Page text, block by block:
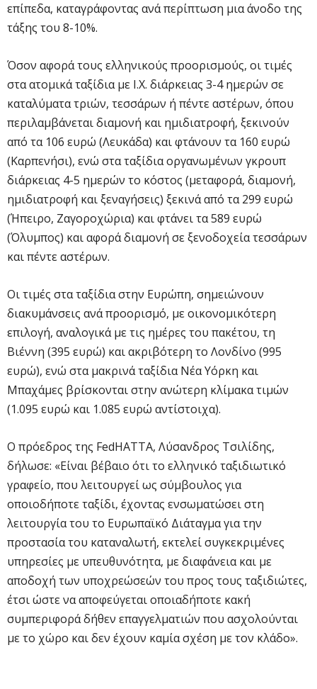
επίπεδα, καταγράφοντας ανά περίπτωση μια άνοδο της
τάξης του 8-10%.
Όσον αφορά τους ελληνικούς προορισμούς, οι τιμές
στα ατομικά ταξίδια με Ι.Χ. διάρκειας 3-4 ημερών σε
καταλύματα τριών, τεσσάρων ή πέντε αστέρων, όπου
περιλαμβάνεται διαμονή και ημιδιατροφή, ξεκινούν
από τα 106 ευρώ (Λευκάδα) και φτάνουν τα 160 ευρώ
(Καρπενήσι), ενώ στα ταξίδια οργανωμένων γκρουπ
διάρκειας 4-5 ημερών το κόστος (μεταφορά, διαμονή,
ημιδιατροφή και ξεναγήσεις) ξεκινά από τα 299 ευρώ
(Ήπειρο, Ζαγοροχώρια) και φτάνει τα 589 ευρώ
(Όλυμπος) και αφορά διαμονή σε ξενοδοχεία τεσσάρων
και πέντε αστέρων.
Οι τιμές στα ταξίδια στην Ευρώπη, σημειώνουν
διακυμάνσεις ανά προορισμό, με οικονομικότερη
επιλογή, αναλογικά με τις ημέρες του πακέτου, τη
Βιέννη (395 ευρώ) και ακριβότερη το Λονδίνο (995
ευρώ), ενώ στα μακρινά ταξίδια Νέα Υόρκη και
Μπαχάμες βρίσκονται στην ανώτερη κλίμακα τιμών
(1.095 ευρώ και 1.085 ευρώ αντίστοιχα).
Ο πρόεδρος της FedHATTA, Λύσανδρος Τσιλίδης,
δήλωσε: «Είναι βέβαιο ότι το ελληνικό ταξιδιωτικό
γραφείο, που λειτουργεί ως σύμβουλος για
οποιοδήποτε ταξίδι, έχοντας ενσωματώσει στη
λειτουργία του το Ευρωπαϊκό Διάταγμα για την
προστασία του καταναλωτή, εκτελεί συγκεκριμένες
υπηρεσίες με υπευθυνότητα, με διαφάνεια και με
αποδοχή των υποχρεώσεών του προς τους ταξιδιώτες,
έτσι ώστε να αποφεύγεται οποιαδήποτε κακή
συμπεριφορά δήθεν επαγγελματιών που ασχολούνται
με το χώρο και δεν έχουν καμία σχέση με τον κλάδο».